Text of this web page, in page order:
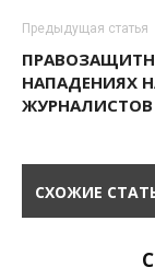
Предыдущая статья
НАПАДЕНИЯХ
СХОЖИЕ